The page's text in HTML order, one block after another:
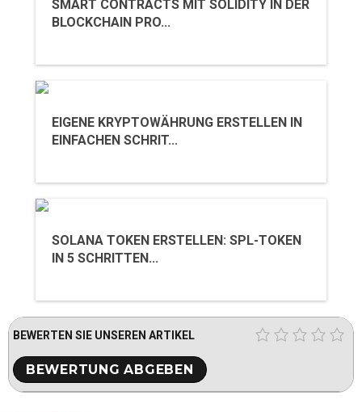
SMART CONTRACTS MIT SOLIDITY IN DER
BLOCKCHAIN PRO...
EIGENE KRYPTOWÄHRUNG ERSTELLEN IN
EINFACHEN SCHRIT...
SOLANA TOKEN ERSTELLEN: SPL-TOKEN
IN 5 SCHRITTEN...
BEWERTEN SIE UNSEREN ARTIKEL